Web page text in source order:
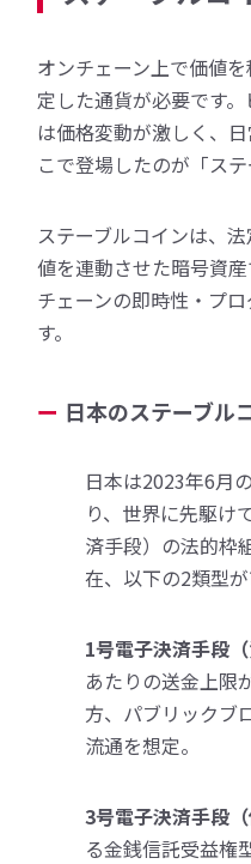
オンチェーン上で価値
定した通貨が必要です
は価格変動が激しく、
こで登場したのが「ステ
ステーブルコインは、
値を連動させた暗号資
チェーンの即時性・プ
す。
日本のステーブル
日本は2023年6月
り、世界に先駆け
済手段）の法的枠
在、以下の2類型
1号電子決済手段
あたりの送金上限
方、パブリックブ
流通を想定。
3号電子決済手段
る金銭信託受益権